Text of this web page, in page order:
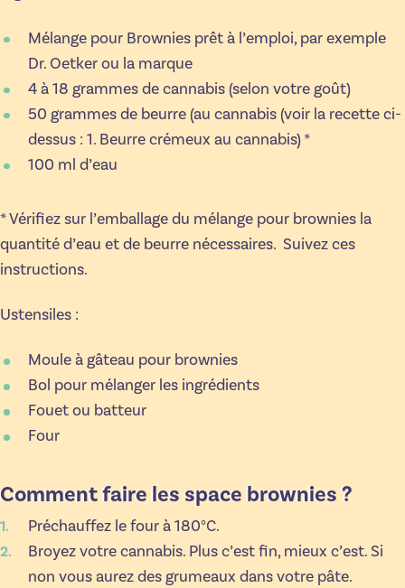
Mélange pour Brownies prêt à l’emploi, par exemple
Dr. Oetker ou la marque
4 à 18 grammes de cannabis (selon votre goût)
50 grammes de beurre (au cannabis (voir la recette ci-
dessus : 1. Beurre crémeux au cannabis) *
100 ml d’eau
* Vérifiez sur l’emballage du mélange pour brownies la
quantité d’eau et de beurre nécessaires. Suivez ces
instructions.
Ustensiles :
Moule à gâteau pour brownies
Bol pour mélanger les ingrédients
Fouet ou batteur
Four
Comment faire les space brownies ?
Préchauffez le four à 180°C.
Broyez votre cannabis. Plus c’est fin, mieux c’est. Si
non vous aurez des grumeaux dans votre pâte.